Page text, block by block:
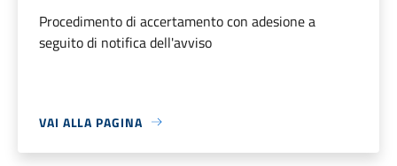
Procedimento di accertamento con adesione a
seguito di notifica dell'avviso
VAI ALLA PAGINA